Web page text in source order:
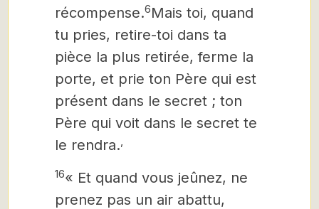
récompense.6Mais toi, quand
tu pries, retire-toi dans ta
pièce la plus retirée, ferme la
porte, et prie ton Père qui est
présent dans le secret ; ton
Père qui voit dans le secret te
le rendra.
16« Et quand vous jeûnez, ne
prenez pas un air abattu,